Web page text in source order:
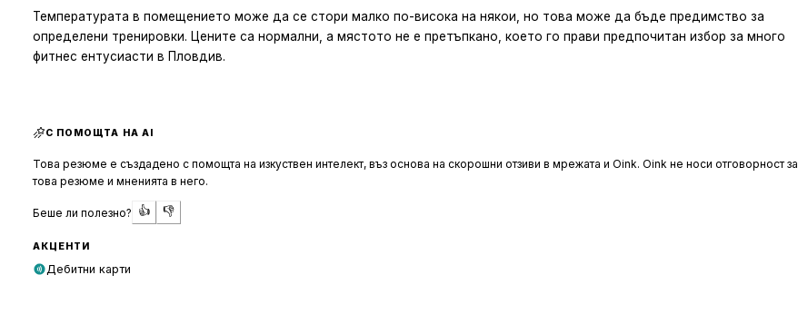
Температурата в помещението може да се стори малко по-висока на някои, но това може да бъде предимство за
определени тренировки. Цените са нормални, а мястото не е претъпкано, което го прави предпочитан избор за много
фитнес ентусиасти в Пловдив.
С ПОМОЩТА НА AI
Това резюме е създадено с помощта на изкуствен интелект, въз основа на скорошни отзиви в мрежата и Oink. Oink не носи отговорност за
това резюме и мненията в него.
Беше ли полезно? 👍 👎
АКЦЕНТИ
Дебитни карти